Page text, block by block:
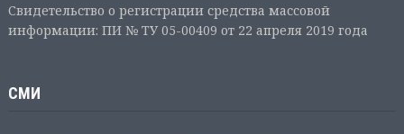
Свидетельство о регистрации средства массовой
информации: ПИ № ТУ 05-00409 от 22 апреля 2019 года
СМИ